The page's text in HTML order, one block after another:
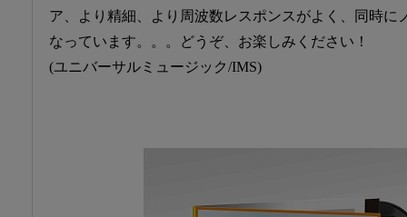
ア、より精細、より周波数レスポンスがよく、同時に
なっています。。。どうぞ、お楽しみください！
(ユニバーサルミュージック/IMS)